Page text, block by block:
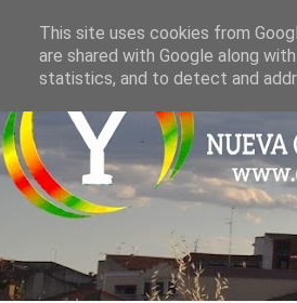
This site uses cookies from
are shared with Google along
statistics, and to detect and